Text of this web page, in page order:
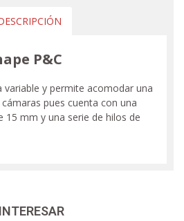
P&C
variable y permite acomodar una
pues cuenta con una
15 mm y una serie de hilos de